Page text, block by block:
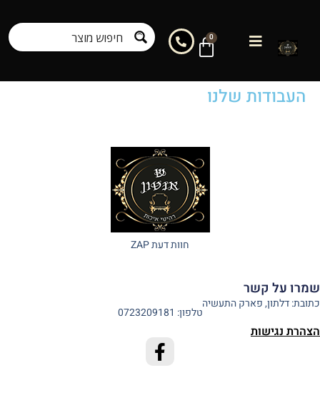
0
העבודות שלנו
חוות דעת ZAP
שמרו על קשר
כתובת: דלתון, פארק התעשיה
טלפון: 0723209181
הצהרת נגישות